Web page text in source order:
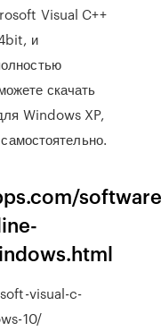
Visual C++
и
скачать
Windows XP,
visual-c-
10/